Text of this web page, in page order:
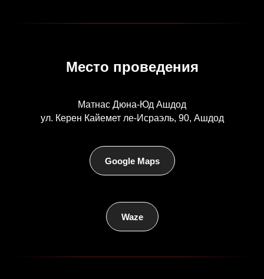
Место проведения
Матнас Дюна-Юд Ашдод
ул. Керен Кайемет ле-Исраэль, 90, Ашдод
Google Maps
Waze